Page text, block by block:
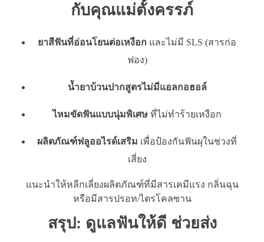
กับคุณแม่ตั้งครรภ์
ยาสีฟันที่อ่อนโยนต่อเหงือก และไม่มี SLS (สารก่อ
ฟอง)
น้ำยาบ้วนปากสูตรไม่มีแอลกอฮอล์
ไหมขัดฟันแบบนุ่มพิเศษ ที่ไม่ทำร้ายเหงือก
ผลิตภัณฑ์ฟลูออไรด์เสริม เพื่อป้องกันฟันผุในช่วงที่
เสี่ยง
แนะนำให้หลีกเลี่ยงผลิตภัณฑ์ที่มีสารเคมีแรง กลิ่นฉุน
หรือมีสารปรอท/ไตรโคลซาน
สรุป: ดูแลฟันให้ดี ช่วยส่ง